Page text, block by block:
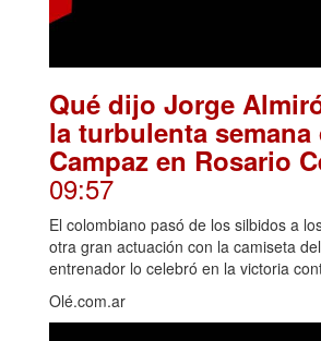
Qué dijo Jorge
la turbulenta semana
Campaz en Rosario
09:57
El colombiano pasó de los silbidos a
otra gran actuación con la camiseta
entrenador lo celebró en la victoria
Olé.com.ar